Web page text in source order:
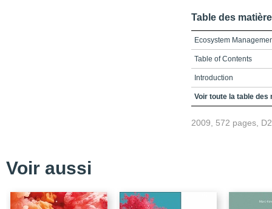
Table des
Ecosystem
Table of Contents
Introduction
Chapter 1 : Forest
Ecosystem
Voir toute la table des
2009, 572 pages,
Voir aussi